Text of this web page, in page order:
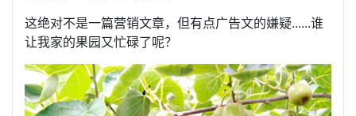
这绝对不是一篇营销文章，但有点广告文的嫌疑......谁
让我家的果园又忙碌了呢？